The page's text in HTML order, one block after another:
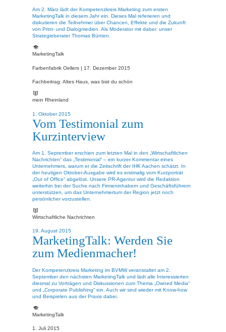
Am 2. März lädt der Kompetenzkreis Marketing zum ersten
MarketingTalk in diesem Jahr ein. Dieses Mal referieren und
diskutieren die Teilnehmer über Chancen, Effekte und die Zukunft
von Print- und Dialogmedien. Als Moderator mit dabei: unser
Strategieberater Thomas Bünten.
MarketingTalk
Farbenfabrik Oellers | 17. Dezember 2015
Fachbeitrag: Altes Haus, was bist du schön
mein Rheinland
1. Oktober 2015
Vom Testimonial zum
Kurzinterview
Am 1. September erschien zum letzten Mal in den „Wirtschaftlichen
Nachrichten“ das „Testimonial“ – ein kurzer Kommentar eines
Unternehmers, warum er die Zeitschrift der IHK Aachen schätzt. In
der heutigen Oktober-Ausgabe wird es erstmalig vom Kurzporträt
„Out of Office“ abgelöst. Unsere PR-Agentur wird die Redaktion
weiterhin bei der Suche nach Firmeninhabern und Geschäftsführern
unterstützen, um das Unternehmertum der Region jetzt noch
persönlicher vorzustellen.
Wirtschaftliche Nachrichten
19. August 2015
MarketingTalk: Werden Sie
zum Medienmacher!
Der Kompetenzkreis Marketing im BVMW veranstaltet am 2.
September den nächsten MarketingTalk und lädt alle Interessierten
diesmal zu Vorträgen und Diskussionen zum Thema „Owned Media“
und „Corporate Publishing“ ein. Auch wir sind wieder mit Know-how
und Beispielen aus der Praxis dabei.
MarketingTalk
1. Juli 2015